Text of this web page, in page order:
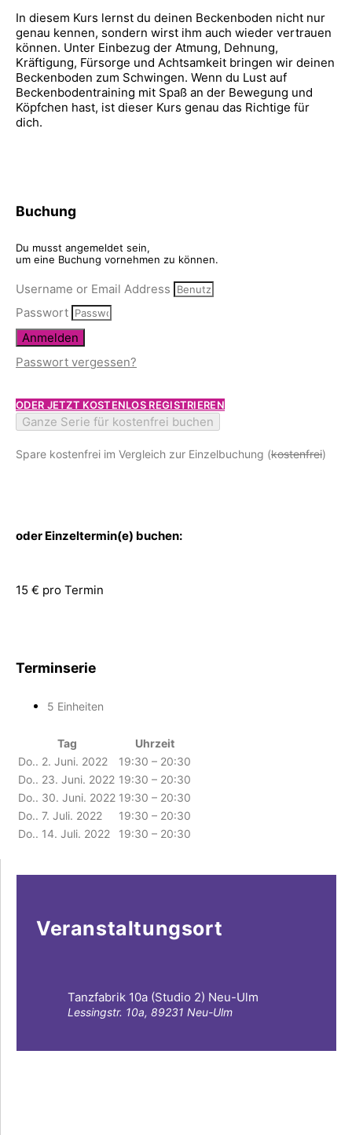
In diesem Kurs lernst du deinen Beckenboden nicht nur
genau kennen, sondern wirst ihm auch wieder vertrauen
können. Unter Einbezug der Atmung, Dehnung,
Kräftigung, Fürsorge und Achtsamkeit bringen wir deinen
Beckenboden zum Schwingen. Wenn du Lust auf
Beckenbodentraining mit Spaß an der Bewegung und
Köpfchen hast, ist dieser Kurs genau das Richtige für
dich.
Buchung
Du musst angemeldet sein,
um eine Buchung vornehmen zu können.
Username or Email Address
Passwort
Anmelden
Passwort vergessen?
ODER JETZT KOSTENLOS REGISTRIEREN
Ganze Serie für kostenfrei buchen
Spare kostenfrei im Vergleich zur Einzelbuchung (kostenfrei)
oder Einzeltermin(e) buchen:
15 € pro Termin
Terminserie
5 Einheiten
Tag
Uhrzeit
Do.. 2. Juni. 2022
19:30 – 20:30
Do.. 23. Juni. 2022 19:30 – 20:30
Do.. 30. Juni. 2022 19:30 – 20:30
Do.. 7. Juli. 2022
19:30 – 20:30
Do.. 14. Juli. 2022
19:30 – 20:30
Veranstaltungsort
Tanzfabrik 10a (Studio 2) Neu-Ulm
Lessingstr. 10a, 89231 Neu-Ulm